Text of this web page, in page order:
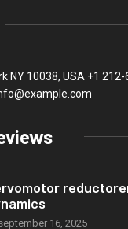
NY 10038, USA +1 212-
16, 2025